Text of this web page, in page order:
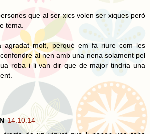
que al ser xics volen ser xiques però
tema.
agradat molt, perquè em fa riure com les
al nen amb una nena solament pel
roba i li van dir que de major tindria una
14.10.14